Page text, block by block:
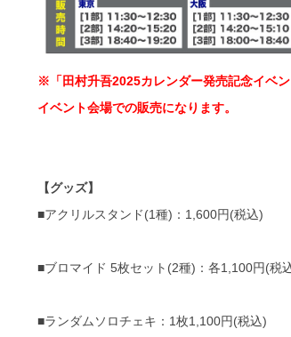
※「田村升吾2025カレンダー発売記念イベ
イベント会場での販売になります。
【グッズ】
■アクリルスタンド(1種)：1,600円(税込)
■ブロマイド 5枚セット(2種)：各1,100円(税
■ランダムソロチェキ：1枚1,100円(税込)